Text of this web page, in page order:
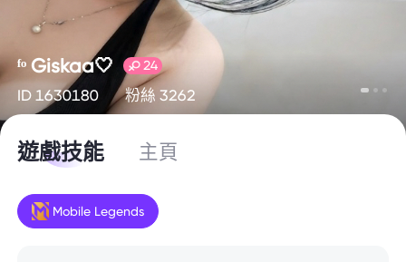
ᶠᵒ Giskaa🤍 24
ID 1630180 粉絲 3262
遊戲技能 主頁
Mobile Legends